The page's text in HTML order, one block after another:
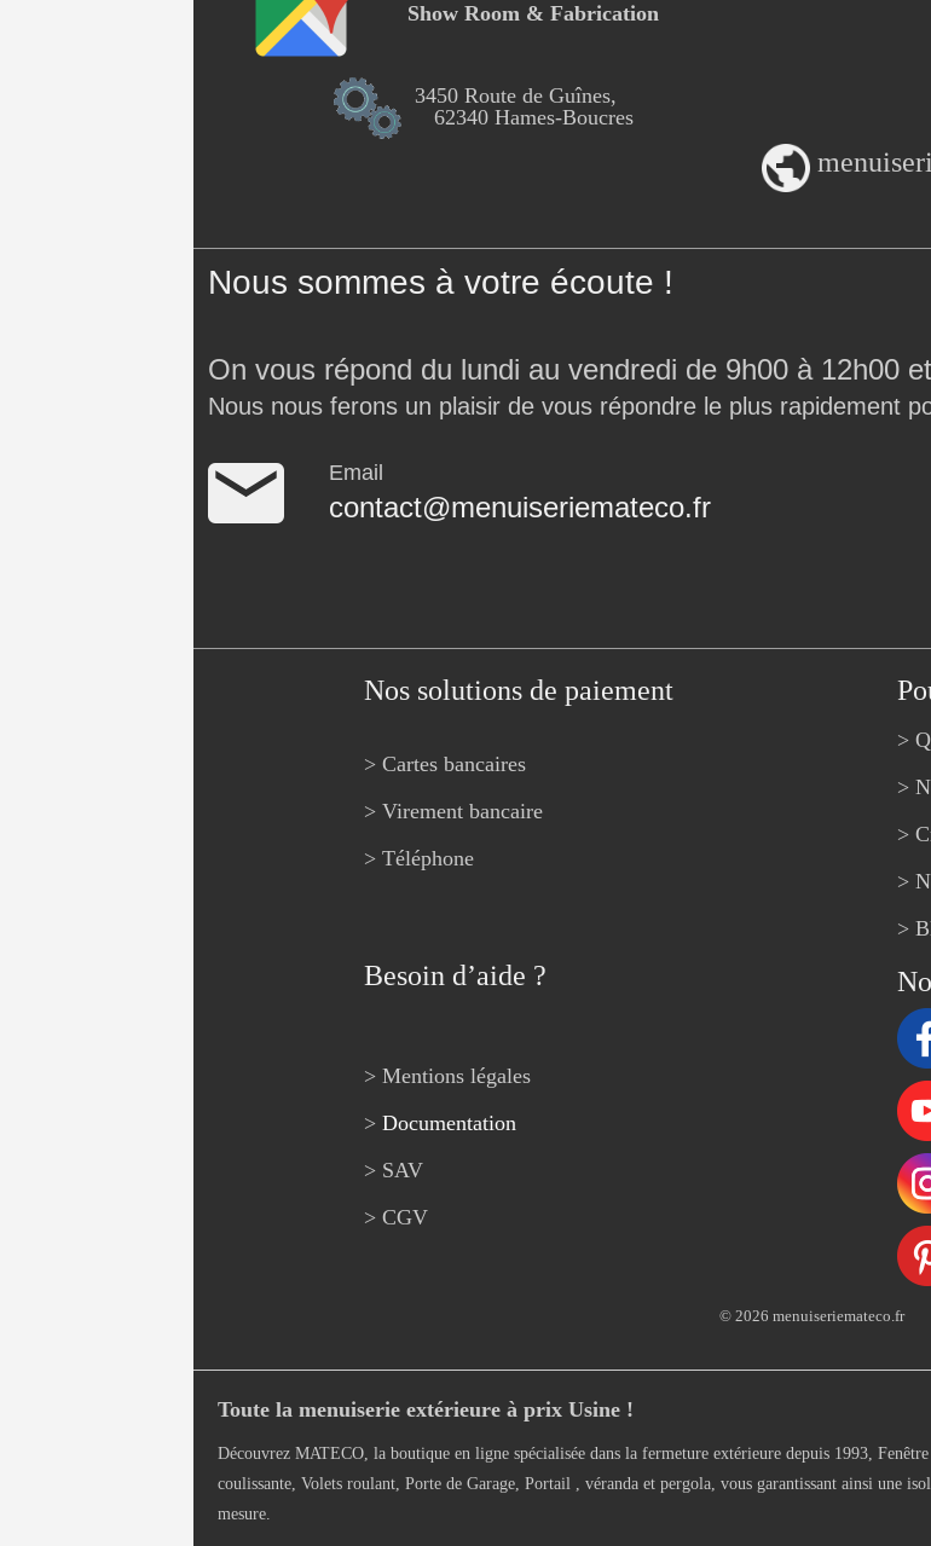
Show Room & Fabrication
3450 Route de Guînes,
62340 Hames-Boucres
Nous sommes à votre écoute !
On vous répond du lundi au vendredi de 9h00 à 12h00
Nous nous ferons un plaisir de vous répondre le plus rapidement
Email
contact@menuiseriemateco.fr
Nos solutions de paiement
> Cartes bancaires
> Virement bancaire
> Téléphone
>
>
>
>
>
Besoin d’aide ?
> Mentions légales
> Documentation
> SAV
> CGV
© 2026 menuiseriemateco.fr
Toute la menuiserie extérieure à prix Usine !
Découvrez MATECO, la boutique en ligne spécialisée dans la fermeture extérieure depuis 1993,
coulissante, Volets roulant, Porte de Garage, Portail , véranda et pergola, vous garantissant ainsi une
mesure.